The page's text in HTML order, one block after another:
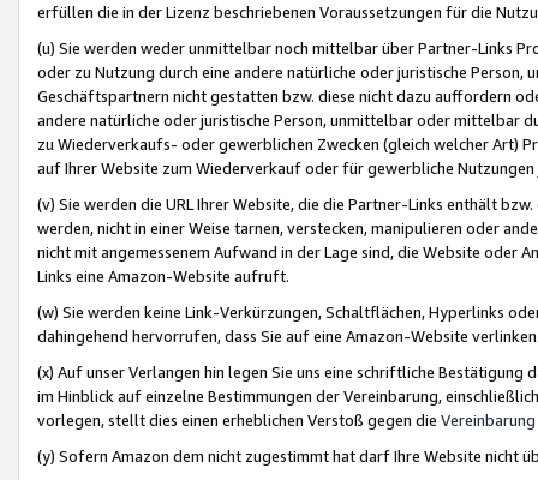
erfüllen die in der Lizenz beschriebenen Voraussetzungen für die
(u) Sie werden weder unmittelbar noch mittelbar über Partner-Links
oder zu Nutzung durch eine andere natürliche oder juristische
Geschäftspartnern nicht gestatten bzw. diese nicht dazu auffordern
andere natürliche oder juristische Person, unmittelbar oder mittelbar
zu Wiederverkaufs- oder gewerblichen Zwecken (gleich welcher Art)
auf Ihrer Website zum Wiederverkauf oder für gewerbliche
(v) Sie werden die URL Ihrer Website, die die Partner-Links enthält
werden, nicht in einer Weise tarnen, verstecken, manipulieren oder
nicht mit angemessenem Aufwand in der Lage sind, die Website oder
Links eine Amazon-Website aufruft.
(w) Sie werden keine Link-Verkürzungen, Schaltflächen, Hyperlinks
dahingehend hervorrufen, dass Sie auf eine Amazon-Website
(x) Auf unser Verlangen hin legen Sie uns eine schriftliche
im Hinblick auf einzelne Bestimmungen der Vereinbarung,
vorlegen, stellt dies einen erheblichen Verstoß gegen die Vereinbarung
(y) Sofern Amazon dem nicht zugestimmt hat darf Ihre Website nicht